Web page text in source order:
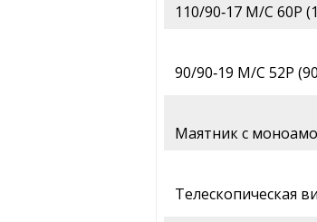
110/90‑17 M/C 60P
90/90‑19 M/C 52P
Маятник с
Телескопическая